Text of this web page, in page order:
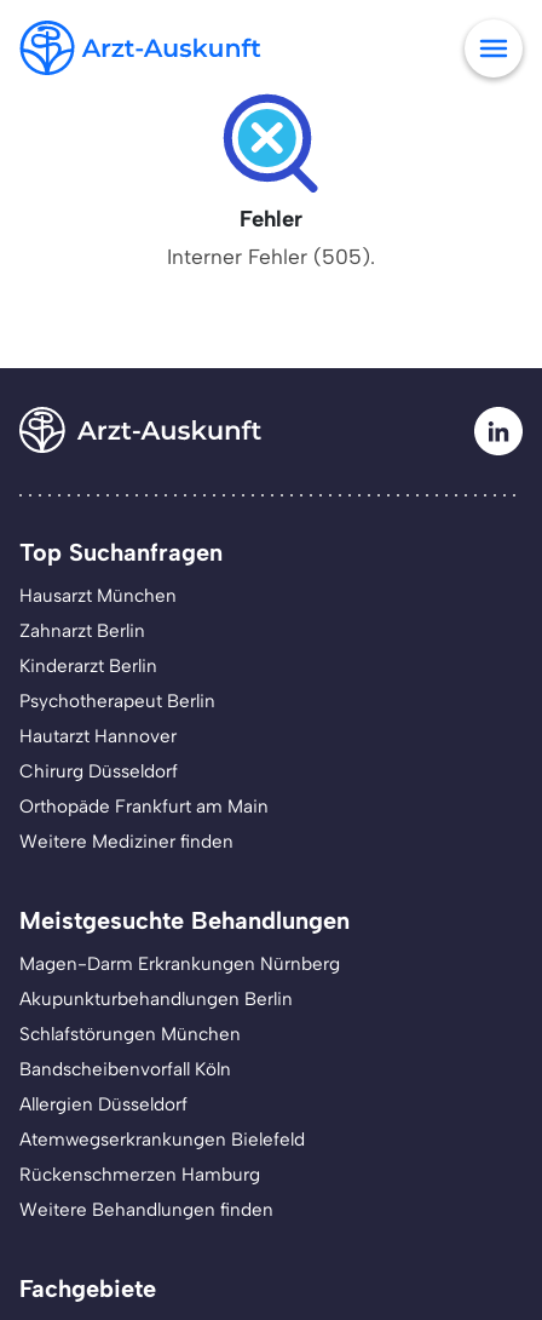
Fehler
Interner Fehler (505).
Top Suchanfragen
Hausarzt München
Zahnarzt Berlin
Kinderarzt Berlin
Psychotherapeut Berlin
Hautarzt Hannover
Chirurg Düsseldorf
Orthopäde Frankfurt am Main
Weitere Mediziner finden
Meistgesuchte Behandlungen
Magen-Darm Erkrankungen Nürnberg
Akupunkturbehandlungen Berlin
Schlafstörungen München
Bandscheibenvorfall Köln
Allergien Düsseldorf
Atemwegserkrankungen Bielefeld
Rückenschmerzen Hamburg
Weitere Behandlungen finden
Fachgebiete